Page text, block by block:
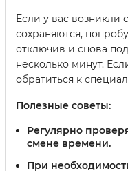
Если у вас возникли
сохраняются,
отключив и снова
несколько минут.
обратиться к
Полезные советы:
Регулярно
смене времени.
При